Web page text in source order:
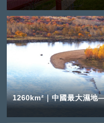
1260km²｜中國最大濕